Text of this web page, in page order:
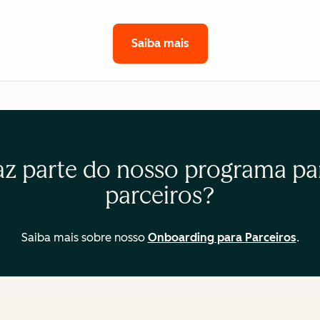
Saiba mais
parte do nosso programa
parceiros?
Saiba mais sobre nosso Onboarding para Parceiros.